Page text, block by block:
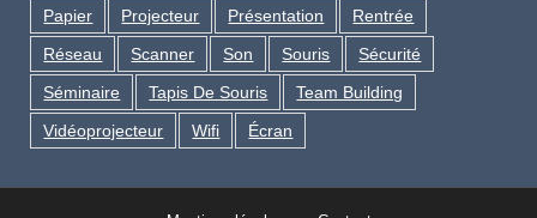
Papier
Projecteur Présentation
Rentrée
Réseau
Scanner Son Souris
Sécurité
Séminaire
Tapis De Souris
Team Building
Vidéoprojecteur
Wifi Écran